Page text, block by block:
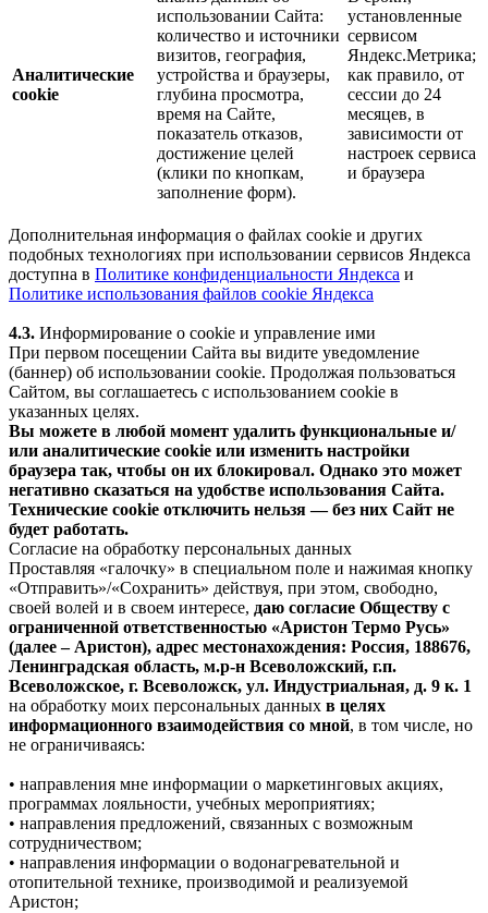
Аналитические
cookie
использовании Сайта:
количество и источники
визитов, география,
устройства и браузеры,
глубина просмотра,
время на Сайте,
показатель отказов,
достижение целей
(клики по кнопкам,
заполнение форм).
установленные
сервисом
Яндекс.Метрика;
как правило, от
сессии до 24
месяцев, в
зависимости от
настроек сервиса
и браузера
Дополнительная информация о файлах cookie и других
подобных технологиях при использовании сервисов Яндекса
доступна в Политике конфиденциальности Яндекса и
Политике использования файлов cookie Яндекса
4.3. Информирование о cookie и управление ими
При первом посещении Сайта вы видите уведомление
(баннер) об использовании cookie. Продолжая пользоваться
Сайтом, вы соглашаетесь с использованием cookie в
указанных целях.
Вы можете в любой момент удалить функциональные и/
или аналитические cookie или изменить настройки
браузера так, чтобы он их блокировал. Однако это может
негативно сказаться на удобстве использования Сайта.
Технические cookie отключить нельзя — без них Сайт не
будет работать.
Согласие на обработку персональных данных
Проставляя «галочку» в специальном поле и нажимая кнопку
«Отправить»/«Сохранить» действуя, при этом, свободно,
своей волей и в своем интересе, даю согласие Обществу с
ограниченной ответственностью «Аристон Термо Русь»
(далее – Аристон), адрес местонахождения: Россия, 188676,
Ленинградская область, м.р-н Всеволожский, г.п.
Всеволожское, г. Всеволожск, ул. Индустриальная, д. 9 к. 1
на обработку моих персональных данных в целях
информационного взаимодействия со мной, в том числе, но
не ограничиваясь:
• направления мне информации о маркетинговых акциях,
программах лояльности, учебных мероприятиях;
• направления предложений, связанных с возможным
сотрудничеством;
• направления информации о водонагревательной и
отопительной технике, производимой и реализуемой
Аристон;